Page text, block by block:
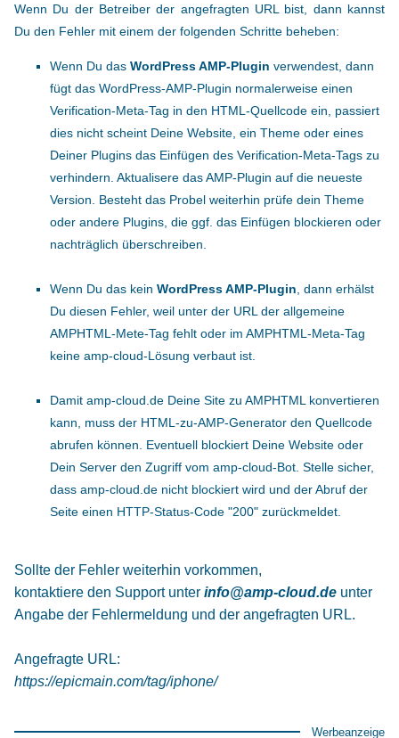
Wenn Du der Betreiber der angefragten URL bist, dann kannst
Du den Fehler mit einem der folgenden Schritte beheben:
Wenn Du das WordPress AMP-Plugin verwendest, dann
fügt das WordPress-AMP-Plugin normalerweise einen
Verification-Meta-Tag in den HTML-Quellcode ein, passiert
dies nicht scheint Deine Website, ein Theme oder eines
Deiner Plugins das Einfügen des Verification-Meta-Tags zu
verhindern. Aktualisere das AMP-Plugin auf die neueste
Version. Besteht das Probel weiterhin prüfe dein Theme
oder andere Plugins, die ggf. das Einfügen blockieren oder
nachträglich überschreiben.
Wenn Du das kein WordPress AMP-Plugin , dann erhälst
Du diesen Fehler, weil unter der URL der allgemeine
AMPHTML-Mete-Tag fehlt oder im AMPHTML-Meta-Tag
keine amp-cloud-Lösung verbaut ist.
Damit amp-cloud.de Deine Site zu AMPHTML konvertieren
kann, muss der HTML-zu-AMP-Generator den Quellcode
abrufen können. Eventuell blockiert Deine Website oder
Dein Server den Zugriff vom amp-cloud-Bot. Stelle sicher,
dass amp-cloud.de nicht blockiert wird und der Abruf der
Seite einen HTTP-Status-Code "200" zurückmeldet.
Sollte der Fehler weiterhin vorkommen,
kontaktiere den Support unter info@amp-cloud.de unter
Angabe der Fehlermeldung und der angefragten URL.
Angefragte URL:
https://epicmain.com/tag/iphone/
Werbeanzeige